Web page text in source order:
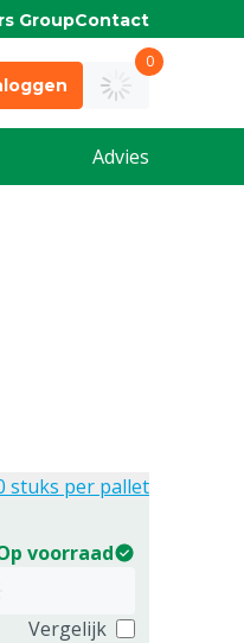
GroupContact
0
Advies
voorraad
Vergelijk
stuks per pallet